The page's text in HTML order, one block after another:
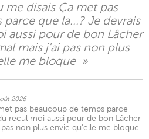
me disais Ça met pas
que la...? Je devrais
aussi pour de bon Lâcher
mais j'ai pas non plus
me bloque »
2026
pas beaucoup de temps parce
recul moi aussi pour de bon Lâcher
non plus envie qu'elle me bloque